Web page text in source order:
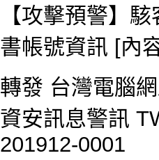
【攻擊預警】
書帳號資訊 [內
轉發 台灣電腦
資安訊息警訊
201912-0001